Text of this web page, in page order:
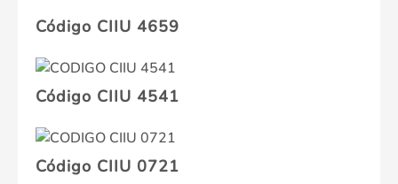
Código CIIU 4659
Código CIIU 4541
Código CIIU 0721